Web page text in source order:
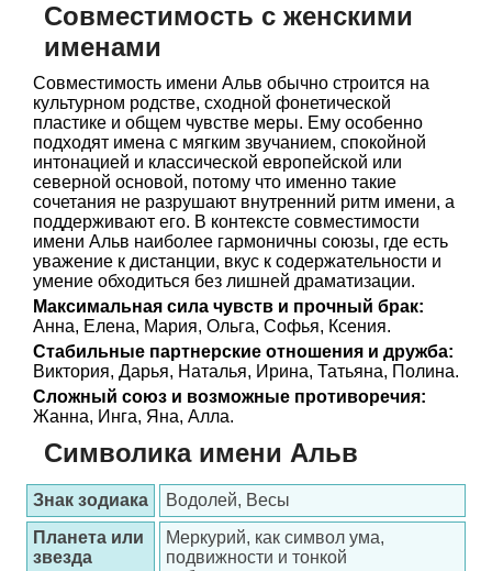
Совместимость с женскими
именами
Совместимость имени Альв обычно строится на
культурном родстве, сходной фонетической
пластике и общем чувстве меры. Ему особенно
подходят имена с мягким звучанием, спокойной
интонацией и классической европейской или
северной основой, потому что именно такие
сочетания не разрушают внутренний ритм имени, а
поддерживают его. В контексте совместимости
имени Альв наиболее гармоничны союзы, где есть
уважение к дистанции, вкус к содержательности и
умение обходиться без лишней драматизации.
Максимальная сила чувств и прочный брак:
Анна, Елена, Мария, Ольга, Софья, Ксения.
Стабильные партнерские отношения и дружба:
Виктория, Дарья, Наталья, Ирина, Татьяна, Полина.
Сложный союз и возможные противоречия:
Жанна, Инга, Яна, Алла.
Символика имени Альв
Знак зодиака
Водолей, Весы
Планета или
звезда
Меркурий, как символ ума,
подвижности и тонкой